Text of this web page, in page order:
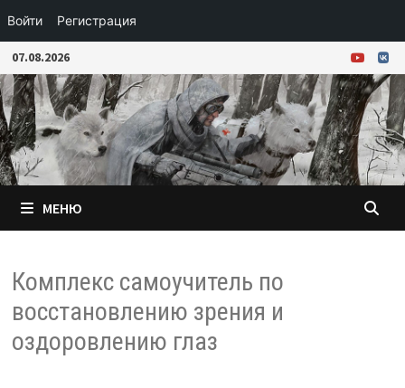
Войти Регистрация
Перейти
к
содержимому
07.08.2026
МЕНЮ
Комплекс самоучитель по
восстановлению зрения и
оздоровлению глаз